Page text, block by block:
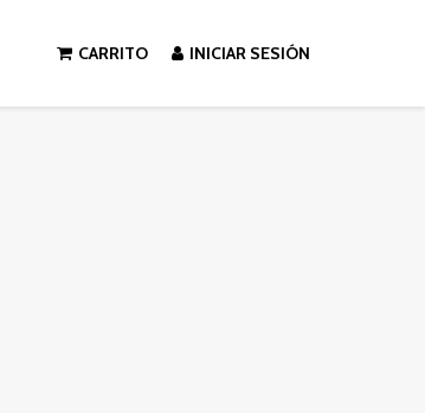
CARRITO INICIAR SESIÓN